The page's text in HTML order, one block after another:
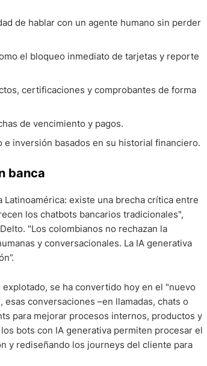
de hablar con un agente humano sin perder
el bloqueo inmediato de tarjetas y reporte
certificaciones y comprobantes de forma
de vencimiento y pagos.
inversión basados en su historial financiero.
banca
existe una brecha crítica entre
los chatbots bancarios tradicionales",
"Los colombianos no rechazan la
y conversacionales. La IA generativa
se ha convertido hoy en el "nuevo
conversaciones –en llamadas, chats o
para mejorar procesos internos, productos y
bots con IA generativa permiten procesar el
y rediseñando los journeys del cliente para